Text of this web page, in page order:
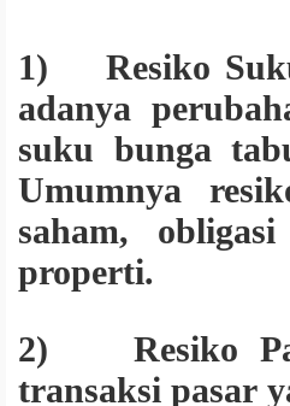
1) Resiko
adanya
suku bunga
Umumnya
saham,
properti.
2) Resiko
transaksi pasar